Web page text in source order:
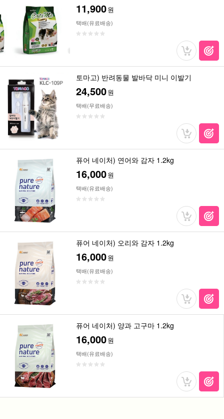
11,900원
택배(유료배송)
토마고) 반려동물 발바닥 미니 이발기
24,500원
택배(무료배송)
퓨어 네이처) 연어와 감자 1.2kg
16,000원
택배(유료배송)
퓨어 네이처) 오리와 감자 1.2kg
16,000원
택배(유료배송)
퓨어 네이처) 양과 고구마 1.2kg
16,000원
택배(유료배송)